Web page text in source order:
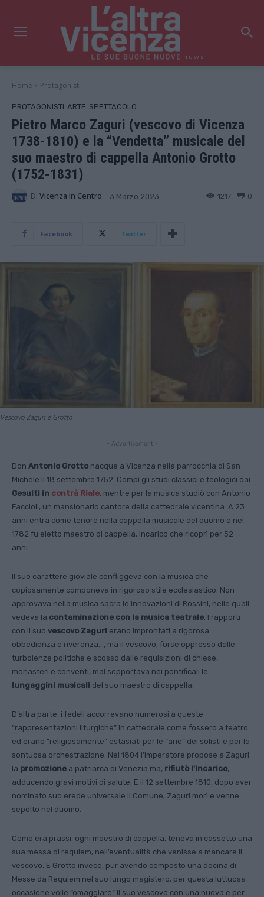
news
Home Protagonisti
PROTAGONISTI ARTE SPETTACOLO
Pietro Marco Zaguri (vescovo di Vicenza
1738-1810) e la “Vendetta” musicale del
suo maestro di cappella Antonio Grotto
(1752-1831)
Di Vicenza In Centro 3 Marzo 2023 0
1217
Facebook Twitter
Vescovo Zaguri e Grotto
- Advertisement -
Don Antonio Grotto nacque a Vicenza nella parrocchia di San
Michele il 18 settembre 1752. Compì gli studi classici e teologici dai
Gesuiti in contrà Riale, mentre per la musica studiò con Antonio
Faccioli, un mansionario cantore della cattedrale vicentina. A 23
anni entra come tenore nella cappella musicale del duomo e nel
1782 fu eletto maestro di cappella, incarico che ricoprì per 52
anni.
Il suo carattere gioviale confliggeva con la musica che
copiosamente componeva in rigoroso stile ecclesiastico. Non
approvava nella musica sacra le innovazioni di Rossini, nelle quali
vedeva la contaminazione con la musica teatrale. I rapporti
con il suo vescovo Zaguri erano improntati a rigorosa
obbedienza e riverenza…, ma il vescovo, forse oppresso dalle
turbolenze politiche e scosso dalle requisizioni di chiese,
monasteri e conventi, mal sopportava nei pontificali le
lungaggini musicali del suo maestro di cappella.
D’altra parte, i fedeli accorrevano numerosi a queste
“rappresentazioni liturgiche” in cattedrale come fossero a teatro
ed erano “religiosamente” estasiati per le “arie” dei solisti e per la
sontuosa orchestrazione. Nel 1804 l’imperatore propose a Zaguri
la promozione a patriarca di Venezia ma, rifiutò l’incarico,
adducendo gravi motivi di salute. E il 12 settembre 1810, dopo aver
nominato suo erede universale il Comune, Zaguri morì e venne
sepolto nel duomo.
Come era prassi, ogni maestro di cappella, teneva in cassetto una
sua messa di requiem, nell’eventualità che venisse a mancare il
vescovo. E Grotto invece, pur avendo composto una decina di
Messe da Requiem nel suo lungo magistero, per questa luttuosa
occasione volle “omaggiare” il suo vescovo con una nuova e per